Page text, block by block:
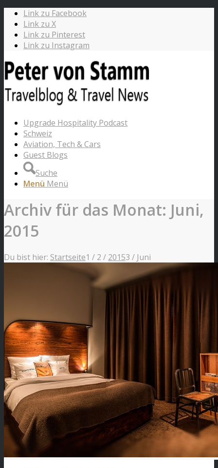
Link zu Facebook
Link zu X
Link zu Pinterest
Link zu Instagram
Upgrade Hospitality Podcast
Schweiz
Aviation, Tech & Cars
Guest Blogs
Suche
Menü Menü
Archiv für das Monat: Juni,
2015
Du bist hier: Startseite1 / 2 / 20153 / Juni